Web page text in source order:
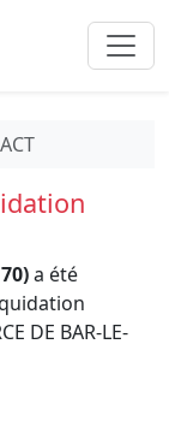
a été
DE BAR-LE-